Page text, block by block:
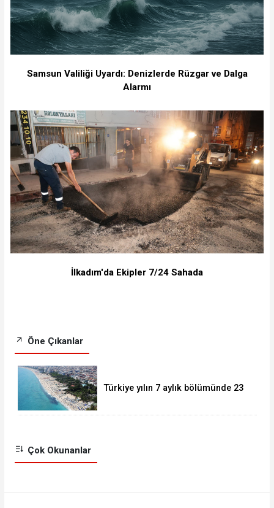
Samsun Valiliği Uyardı: Denizlerde Rüzgar ve Dalga
Alarmı
İlkadım'da Ekipler 7/24 Sahada
Öne Çıkanlar
Türkiye yılın 7 aylık bölümünde 23
Çok Okunanlar